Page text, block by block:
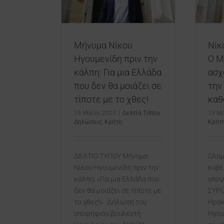
Μήνυμα Νίκου
Ηγουμενίδη πριν την
κάλπη: Για μια Ελλάδα
που δεν θα μοιάζει σε
τίποτε με το χθες!
19 Μαΐου, 2023 Δελτία Τύπου
Δηλώσεις Κρήτη
ΔΕΛΤΙΟ ΤΥΠΟΥ Μήνυμα
Νίκου Ηγουμενίδη πριν την
κάλπη: «Για μια Ελλάδα που
δεν θα μοιάζει σε τίποτε με
το χθες!» Δήλωση του
υποψήφιου βουλευτή
καθόλου με την ουσία
Δελτία Τύπου
Ο
την
19